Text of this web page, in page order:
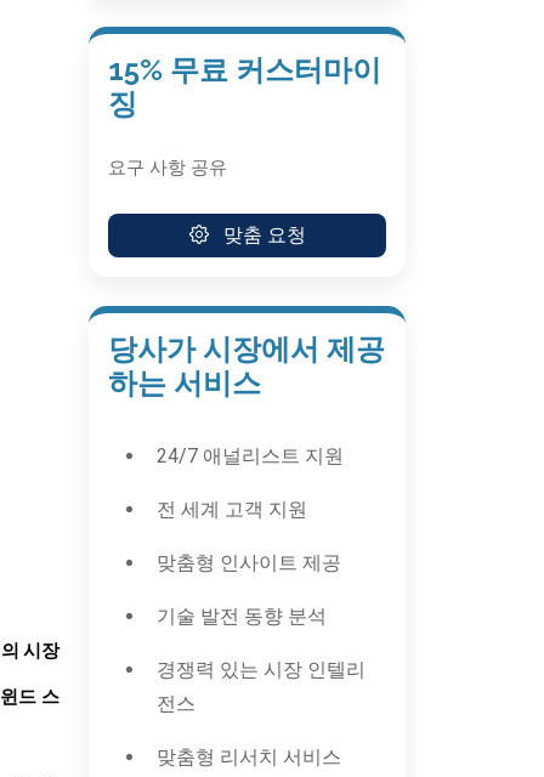
시장
드 스
15% 무료 커스터마이
징
요구 사항 공유
맞춤 요청
당사가 시장에서 제공
하는 서비스
24/7 애널리스트 지원
전 세계 고객 지원
맞춤형 인사이트 제공
기술 발전 동향 분석
경쟁력 있는 시장 인텔리
전스
맞춤형 리서치 서비스